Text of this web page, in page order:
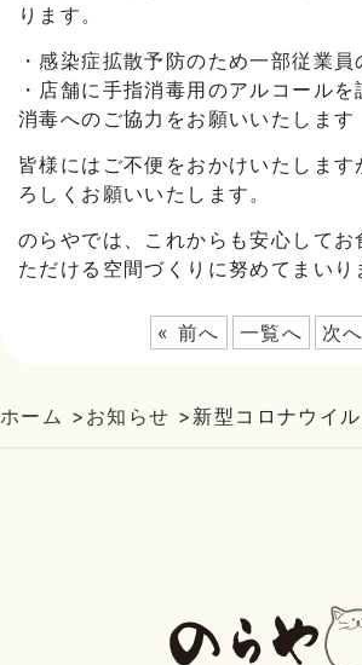
ります。
・感染症拡散予防のため一部従業員
・店舗に手指消毒用のアルコールを
消毒へのご協力をお願いいたします
皆様にはご不便をおかけいたします
ろしくお願いいたします。
のらやでは、これからも安心してお
ただける空間づくりに努めてまいり
« 前へ 一覧へ 次
ホーム > お知らせ > 新型コロナウイ